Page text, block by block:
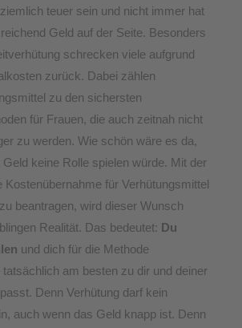
teuer sein und nicht immer hat
Geld auf der Seite. Besonders
schrecken viele aufgrund
zurück. Dabei zählen
zu den sichersten
für Frauen, die auch zeitnah nicht
zu werden. Wie schön wäre es da,
keine Rolle spielen würde. Mit der
Kostenübernahme für Verhütungsmittel
beantragen, wird dieser Wunsch
Realität. Das bedeutet: Du
und dich für die Methode
tatsächlich am besten zu dir und deiner
passt. Denn Verhütung darf kein
auch wenn das Geld knapp ist. Denn